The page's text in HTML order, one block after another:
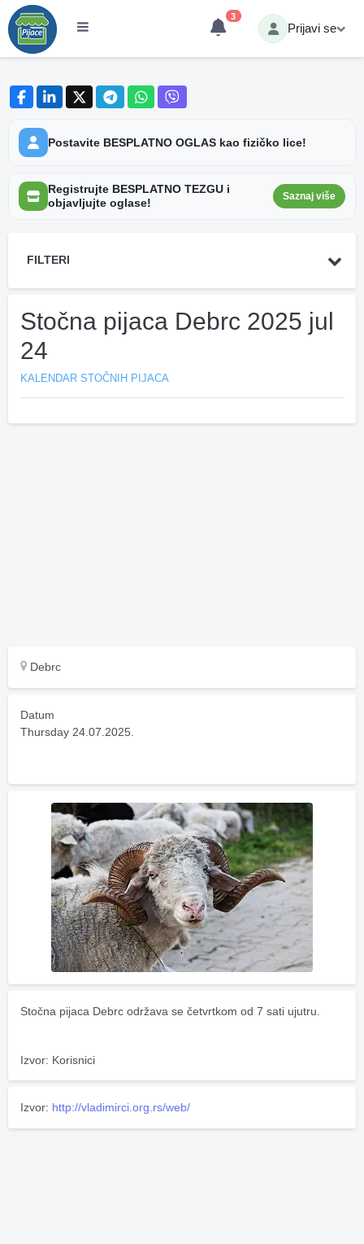
3
Prijavi se
Postavite BESPLATNO OGLAS kao fizičko lice!
Registrujte BESPLATNO TEZGU i
objavljujte oglase!
Saznaj više
FILTERI
Stočna pijaca Debrc 2025 jul
24
KALENDAR STOČNIH PIJACA
Debrc
Datum
Thursday 24.07.2025.
Stočna pijaca Debrc održava se četvrtkom od 7 sati ujutru.
Izvor: Korisnici
Izvor: http://vladimirci.org.rs/web/